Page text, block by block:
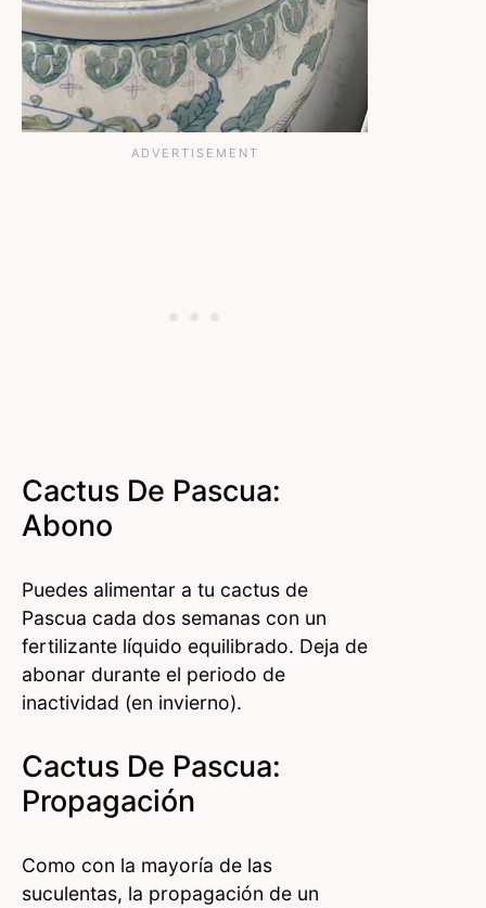
Cactus De Pascua:
Abono
Puedes alimentar a tu cactus de
Pascua cada dos semanas con un
fertilizante líquido equilibrado. Deja de
abonar durante el periodo de
inactividad (en invierno).
Cactus De Pascua:
Propagación
Como con la mayoría de las
suculentas, la propagación de un